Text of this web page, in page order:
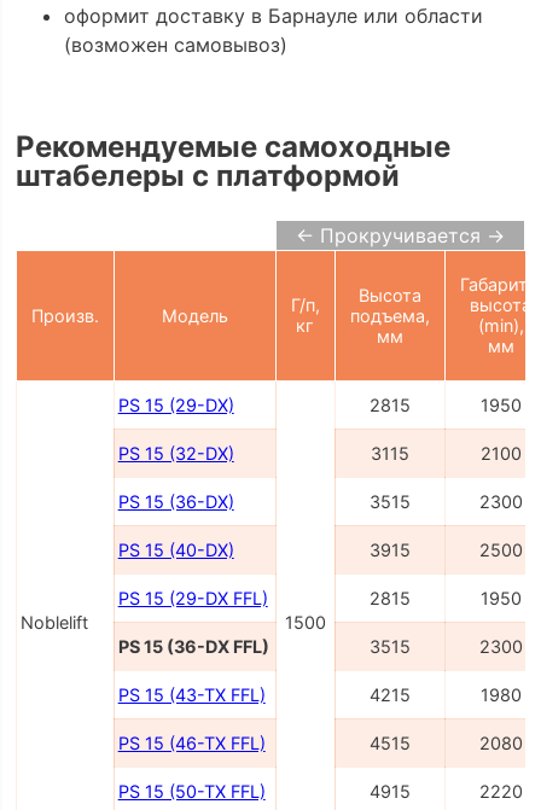
оформит доставку в Барнауле или области
(возможен самовывоз)
Рекомендуемые самоходные
штабелеры с платформой
← Прокручивается →
Произв. Модель
Г/п,
кг
Высота
подъема,
мм
Габаритн.
высота
(min),
мм
Noblelift
PS 15 (29-DX)
1500
2815 1950
PS 15 (32-DX) 3115 2100
PS 15 (36-DX) 3515 2300
PS 15 (40-DX) 3915 2500
PS 15 (29-DX FFL) 2815 1950
PS 15 (36-DX FFL) 3515 2300
PS 15 (43-TX FFL) 4215 1980
PS 15 (46-TX FFL) 4515 2080
PS 15 (50-TX FFL) 4915 2220